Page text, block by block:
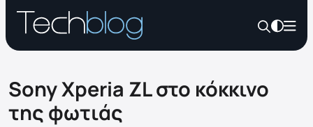
Sony Xperia ZL στο κόκκινο
της φωτιάς